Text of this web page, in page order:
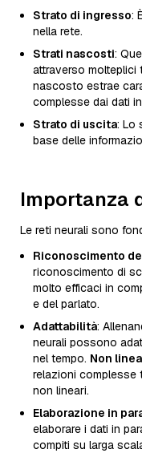
Strato di ingresso:
nella rete.
Strati nascosti:
attraverso molteplici
nascosto estrae
complesse dai dati
Strato di uscita: Lo
base delle
Importanza
Le reti neurali sono
Riconoscimento
riconoscimento di
molto efficaci in
e del parlato.
Adattabilità:
neurali possono
nel tempo. Non
relazioni complesse
non lineari.
Elaborazione in
elaborare i dati in
compiti su larga